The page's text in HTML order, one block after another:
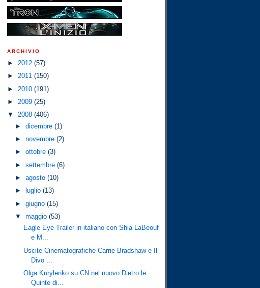
ARCHIVIO
► 2012 (57)
► 2011 (150)
► 2010 (191)
► 2009 (25)
▼ 2008 (406)
►dicembre(1)
►novembre(2)
►ottobre(3)
►settembre(6)
►agosto(10)
►
luglio(13)
►giugno(15)
▼maggio(53)
Eagle Eye Trailer in italiano con Shia LaBeouf
e M...
Uscite Cinematografiche Carrie Bradshaw e Il
Divo ...
Olga Kurylenko su CN nel nuovo Dietro le
Quinte di...